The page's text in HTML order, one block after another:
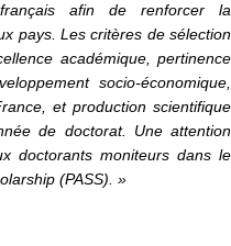
afin de renforcer la
pays. Les critères de sélection
académique, pertinence
socio-économique,
et production scientifique
de doctorat. Une attention
doctorants moniteurs dans le
(PASS). »